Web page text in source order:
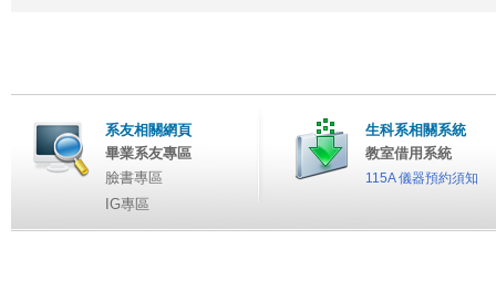
系友相關網頁
畢業系友專區
臉書專區
IG專區
生科系相關系統
教室借用系統
115A 儀器預約須知